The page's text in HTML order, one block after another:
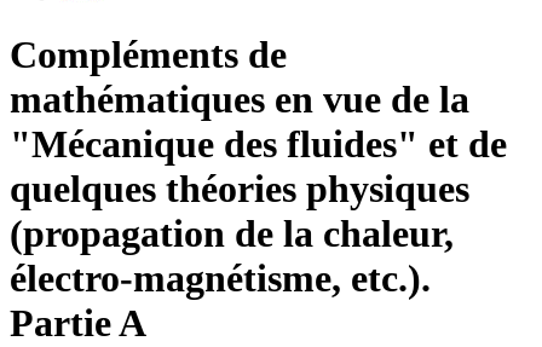
Compléments de
mathématiques en vue de la
"Mécanique des fluides" et de
quelques théories physiques
(propagation de la chaleur,
électro-magnétisme, etc.).
Partie A